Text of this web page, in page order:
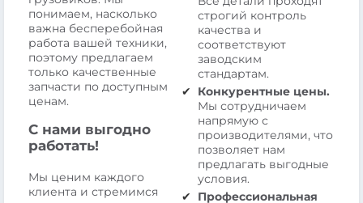
понимаем, насколько
важна бесперебойная
работа вашей техники,
поэтому предлагаем
только качественные
запчасти по доступным
ценам.
С нами выгодно
работать!
Мы ценим каждого
клиента и стремимся
строгий контроль
качества и
соответствуют
заводским
стандартам.
Конкурентные цены.
Мы сотрудничаем
напрямую с
производителями, что
позволяет нам
предлагать выгодные
условия.
Профессиональная